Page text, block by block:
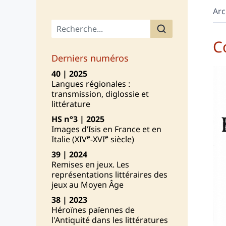
Menu principal
Derniers numéros
40 | 2025
Langues régionales :
transmission, diglossie et
littérature
HS n°3 | 2025
Images d’Isis en France et en
Italie (XIVe-XVIe siècle)
39 | 2024
Remises en jeux. Les
représentations littéraires des
jeux au Moyen Âge
38 | 2023
Héroïnes païennes de
l'Antiquité dans les littératures